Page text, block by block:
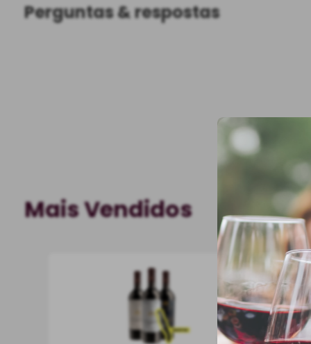
Perguntas & respostas
Mais Vendidos
750 ml